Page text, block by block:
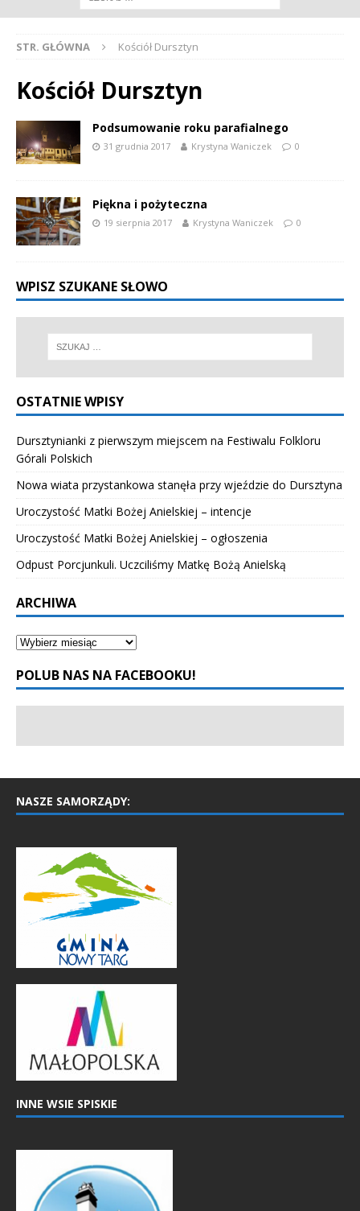
STR. GŁÓWNA Kościół Dursztyn
Kościół Dursztyn
Podsumowanie roku parafialnego
31 grudnia 2017 Krystyna Waniczek 0
Piękna i pożyteczna
19 sierpnia 2017 Krystyna Waniczek 0
WPISZ SZUKANE SŁOWO
OSTATNIE WPISY
Dursztynianki z pierwszym miejscem na Festiwalu Folkloru
Górali Polskich
Nowa wiata przystankowa stanęła przy wjeździe do Dursztyna
Uroczystość Matki Bożej Anielskiej – intencje
Uroczystość Matki Bożej Anielskiej – ogłoszenia
Odpust Porcjunkuli. Uczciliśmy Matkę Bożą Anielską
ARCHIWA
POLUB NAS NA FACEBOOKU!
NASZE SAMORZĄDY:
INNE WSIE SPISKIE